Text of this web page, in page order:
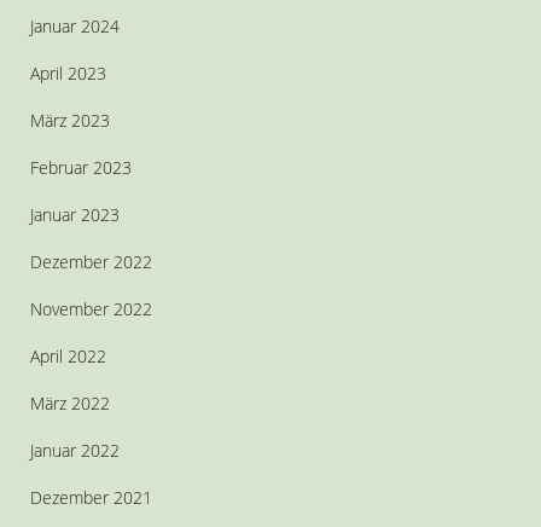
Januar 2024
April 2023
März 2023
Februar 2023
Januar 2023
Dezember 2022
November 2022
April 2022
März 2022
Januar 2022
Dezember 2021